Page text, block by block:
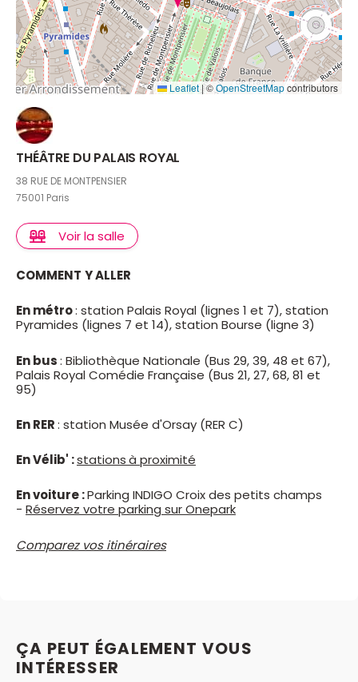
Leaflet|©OpenStreetMapcontributors
THÉÂTRE DU PALAIS ROYAL
38 RUE DE MONTPENSIER
75001 Paris
Voir la salle
COMMENT Y ALLER
En métro: station Palais Royal (lignes 1 et 7), station
Pyramides (lignes 7 et 14), station Bourse (ligne 3)
En bus: Bibliothèque Nationale (Bus 29, 39, 48 et 67),
Palais Royal Comédie Française (Bus 21, 27, 68, 81 et
95)
En RER: station Musée d'Orsay (RER C)
En Vélib' :stationsà proximité
En voiture :Parking INDIGO Croix des petits champs
- Réservez votre parking sur Onepark
Comparez vos itinéraires
ÇA PEUT ÉGALEMENT VOUS
INTÉRESSER